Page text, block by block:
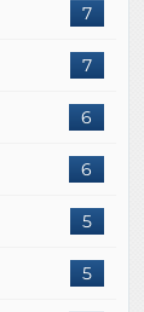
7
7
6
6
5
5